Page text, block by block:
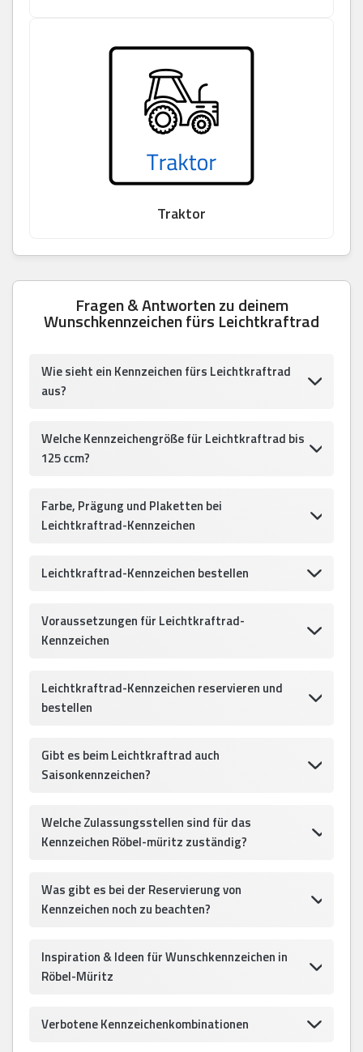
Traktor
Fragen & Antworten zu deinem
Wunschkennzeichen fürs Leichtkraftrad
Wie sieht ein Kennzeichen fürs Leichtkraftrad
aus?
Welche Kennzeichengröße für Leichtkraftrad bis
125 ccm?
Farbe, Prägung und Plaketten bei
Leichtkraftrad-Kennzeichen
Leichtkraftrad-Kennzeichen bestellen
Voraussetzungen für Leichtkraftrad-
Kennzeichen
Leichtkraftrad-Kennzeichen reservieren und
bestellen
Gibt es beim Leichtkraftrad auch
Saisonkennzeichen?
Welche Zulassungsstellen sind für das
Kennzeichen Röbel-müritz zuständig?
Was gibt es bei der Reservierung von
Kennzeichen noch zu beachten?
Inspiration & Ideen für Wunschkennzeichen in
Röbel-Müritz
Verbotene Kennzeichenkombinationen